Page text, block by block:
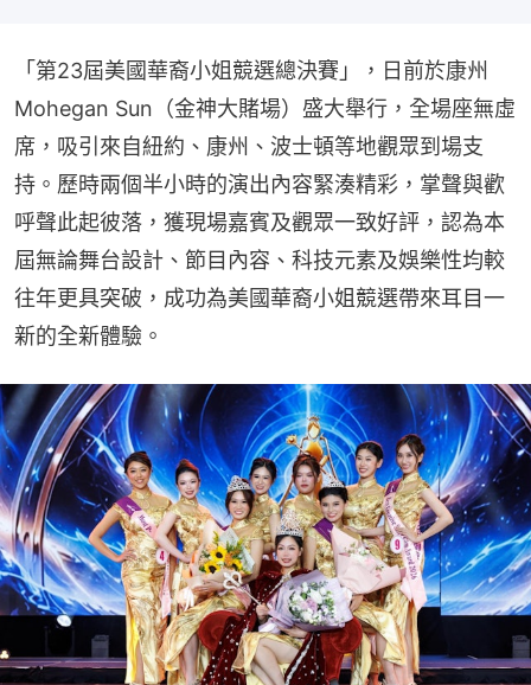
「第23屆美國華裔小姐競選總決賽」，日前於康州
Mohegan Sun（金神大賭場）盛大舉行，全場座無虛
席，吸引來自紐約、康州、波士頓等地觀眾到場支
持。歷時兩個半小時的演出內容緊湊精彩，掌聲與歡
呼聲此起彼落，獲現場嘉賓及觀眾一致好評，認為本
屆無論舞台設計、節目內容、科技元素及娛樂性均較
往年更具突破，成功為美國華裔小姐競選帶來耳目一
新的全新體驗。